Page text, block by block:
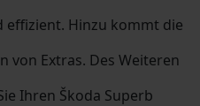
effizient. Hinzu kommt die
von Extras. Des Weiteren
Ihren Škoda Superb